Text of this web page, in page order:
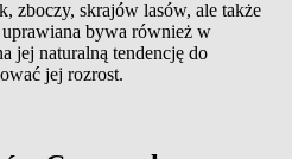
zboczy, skrajów lasów, ale także
bywa również w
jej naturalną tendencję do
jej rozrost.